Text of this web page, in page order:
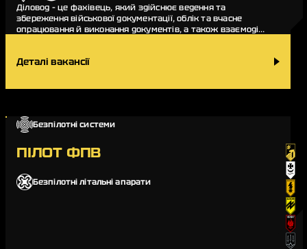
Діловод – це фахівець, який здійснює ведення та
збереження військової документації, облік та вчасне
опрацювання й виконання документів, а також взаємодіє
Деталі вакансії
Безпілотні системи
ПІЛОТ ФПВ
Безпілотні літальні апарати